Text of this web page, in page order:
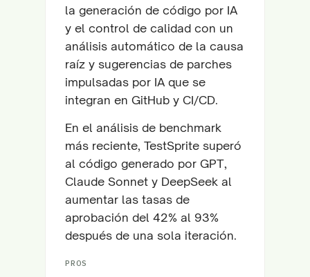
la generación de código por IA
y el control de calidad con un
análisis automático de la causa
raíz y sugerencias de parches
impulsadas por IA que se
integran en GitHub y CI/CD.
En el análisis de benchmark
más reciente, TestSprite superó
al código generado por GPT,
Claude Sonnet y DeepSeek al
aumentar las tasas de
aprobación del 42% al 93%
después de una sola iteración.
PROS